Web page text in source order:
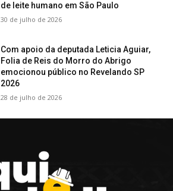
de leite humano em São Paulo
30 de julho de 2026
Com apoio da deputada Leticia Aguiar,
Folia de Reis do Morro do Abrigo
emocionou público no Revelando SP
2026
28 de julho de 2026